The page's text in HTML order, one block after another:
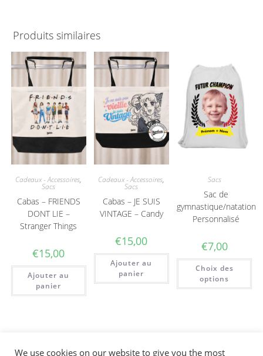
Produits similaires
Cadeaux - Accessoires,
Sacs
Cabas – FRIENDS
DONT LIE –
Stranger Things
€15,00
Ajouter au
panier
Cadeaux - Accessoires,
Sacs
Cabas – JE SUIS
VINTAGE – Candy
€15,00
Ajouter au
panier
Sacs
Sac de
gymnastique/natation
Personnalisé
€7,00
Choix des
options
We use cookies on our website to give you the most